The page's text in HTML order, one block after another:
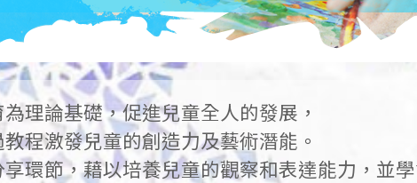
理論基礎，促進兒童全人的發展，
程激發兒童的創造力及藝術潛能。
環節，藉以培養兒童的觀察和表達能力，並